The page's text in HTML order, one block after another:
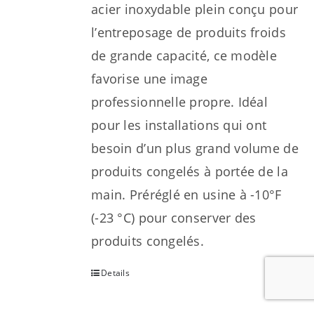
acier inoxydable plein conçu pour
l’entreposage de produits froids
de grande capacité, ce modèle
favorise une image
professionnelle propre. Idéal
pour les installations qui ont
besoin d’un plus grand volume de
produits congelés à portée de la
main. Préréglé en usine à -10°F
(-23 °C) pour conserver des
produits congelés.
Details